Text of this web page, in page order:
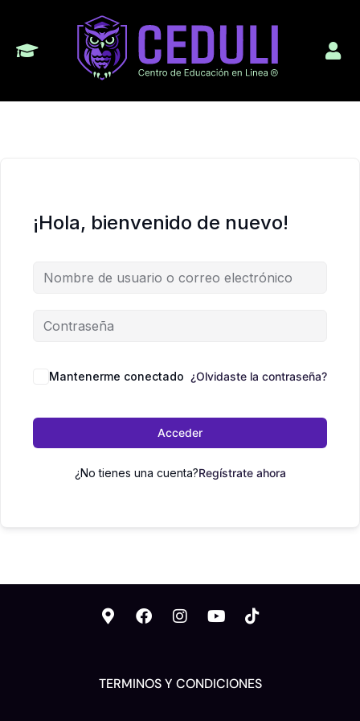
¡Hola, bienvenido de nuevo!
Mantenerme conectado ¿Olvidaste la contraseña?
Acceder
¿No tienes una cuenta?Regístrate ahora
TERMINOS Y CONDICIONES